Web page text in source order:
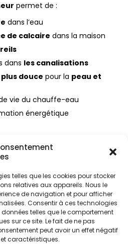
telles que les cookies pour stocker
relatives aux appareils. Nous le
de navigation et pour afficher
Consentir à ces technologies
telles que le comportement
sur ce site. Le fait de ne pas
peut avoir un effet négatif
caractéristiques.
permet de :
dans l’eau
de calcaire dans la maison
dans les canalisations
douce pour la peau et
vie du chauffe-eau
énergétique
La peau est plus
plus doux, et la mousse du
une barrière contre
: est-elle
?
leministère de la santé